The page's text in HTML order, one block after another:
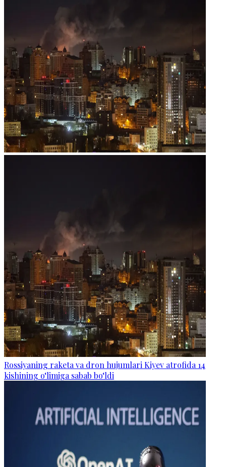
Rossiyaning raketa va dron hujumlari Kiyev atrofida 14
kishining o‘limiga sabab bo‘ldi